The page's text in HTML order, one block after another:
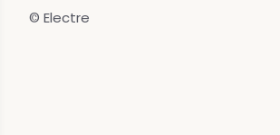
© Electre